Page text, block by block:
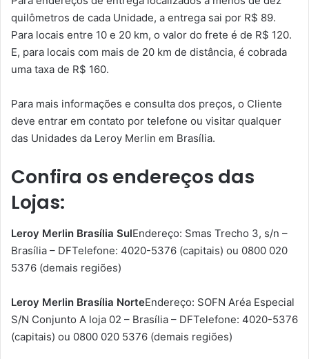
quilômetros de cada Unidade, a entrega sai por R$ 89.
Para locais entre 10 e 20 km, o valor do frete é de R$ 120.
E, para locais com mais de 20 km de distância, é cobrada
uma taxa de R$ 160.
Para mais informações e consulta dos preços, o Cliente
deve entrar em contato por telefone ou visitar qualquer
das Unidades da Leroy Merlin em Brasília.
Confira os endereços das
Lojas:
Leroy Merlin Brasília SulEndereço: Smas Trecho 3, s/n –
Brasília – DFTelefone: 4020-5376 (capitais) ou 0800 020
5376 (demais regiões)
Leroy Merlin Brasília NorteEndereço: SOFN Aréa Especial
S/N Conjunto A loja 02 – Brasília – DFTelefone: 4020-5376
(capitais) ou 0800 020 5376 (demais regiões)